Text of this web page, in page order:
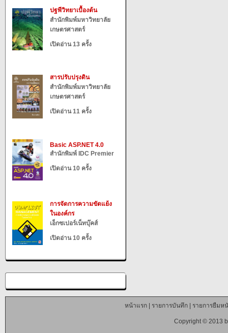
ปฐพีวิทยาเบื้องต้น
สำนักพิมพ์มหาวิทยาลัย
เกษตรศาสตร์
เปิดอ่าน 13 ครั้ง
สารปรับปรุงดิน
สำนักพิมพ์มหาวิทยาลัย
เกษตรศาสตร์
เปิดอ่าน 11 ครั้ง
Basic ASP.NET 4.0
สำนักพิมพ์ IDC Premier
เปิดอ่าน 10 ครั้ง
การจัดการความขัดแย้ง
ในองค์กร
เอ็กซเปอร์เน็ทบุ๊คส์
เปิดอ่าน 10 ครั้ง
หน้าแรก| รายการบันทึก| รายการยืมห
Copyright © 2013